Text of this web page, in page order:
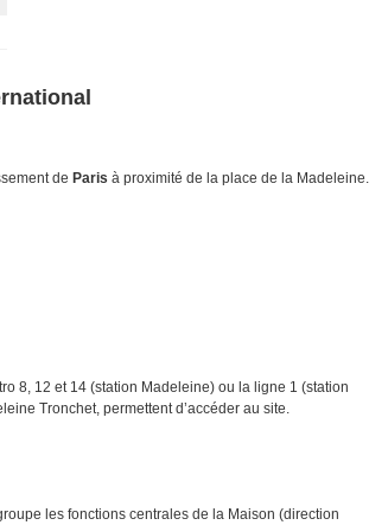
de Paris à proximité de la place de la Madeleine.
8, 12 et 14 (station Madeleine) ou la ligne 1 (station
Tronchet, permettent d’accéder au site.
les fonctions centrales de la Maison (direction